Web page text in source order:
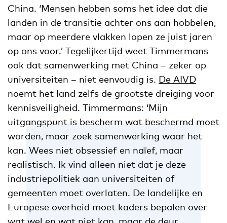
China. ‘Mensen hebben soms het idee dat die
landen in de transitie achter ons aan hobbelen,
maar op meerdere vlakken lopen ze juist jaren
op ons voor.’ Tegelijkertijd weet Timmermans
ook dat samenwerking met China – zeker op
universiteiten – niet eenvoudig is. De AIVD
noemt het land zelfs de grootste dreiging voor
kennisveiligheid. Timmermans: ‘Mijn
uitgangspunt is bescherm wat beschermd moet
worden, maar zoek samenwerking waar het
kan. Wees niet obsessief en naïef, maar
realistisch. Ik vind alleen niet dat je deze
industriepolitiek aan universiteiten of
gemeenten moet overlaten. De landelijke en
Europese overheid moet kaders bepalen over